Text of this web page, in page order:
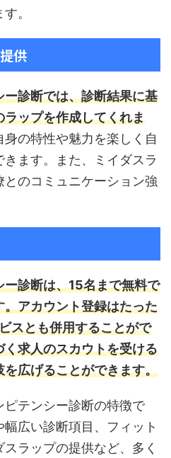
。
供
診断では、診断結果に基
ップを作成してくれま
の特性や魅力を楽しく自
ます。また、ミイダスラ
のコミュニケーション強
診断は、15名まで無料で
。アカウント登録はたった
スとも併用することがで
求人のスカウトを受ける
広げることができます。
テンシー診断の特徴で
広い診断項目、フィット
ラップの提供など、多く